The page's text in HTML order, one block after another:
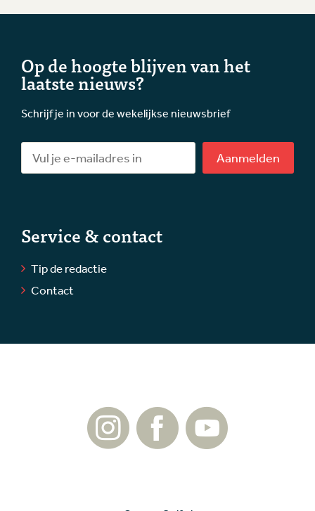
Op de hoogte blijven van het
laatste nieuws?
Schrijf je in voor de wekelijkse nieuwsbrief
Aanmelden
Service & contact
Tip de redactie
Contact